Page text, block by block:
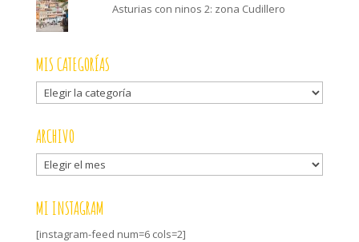
Asturias con ninos 2: zona Cudillero
MIS CATEGORÍAS
Mis
categorías
ARCHIVO
Archivo
MI INSTAGRAM
[instagram-feed num=6 cols=2]